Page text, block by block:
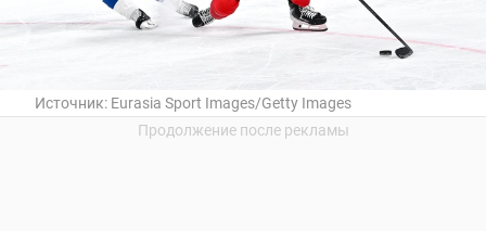
Источник: Eurasia Sport Images/Getty Images